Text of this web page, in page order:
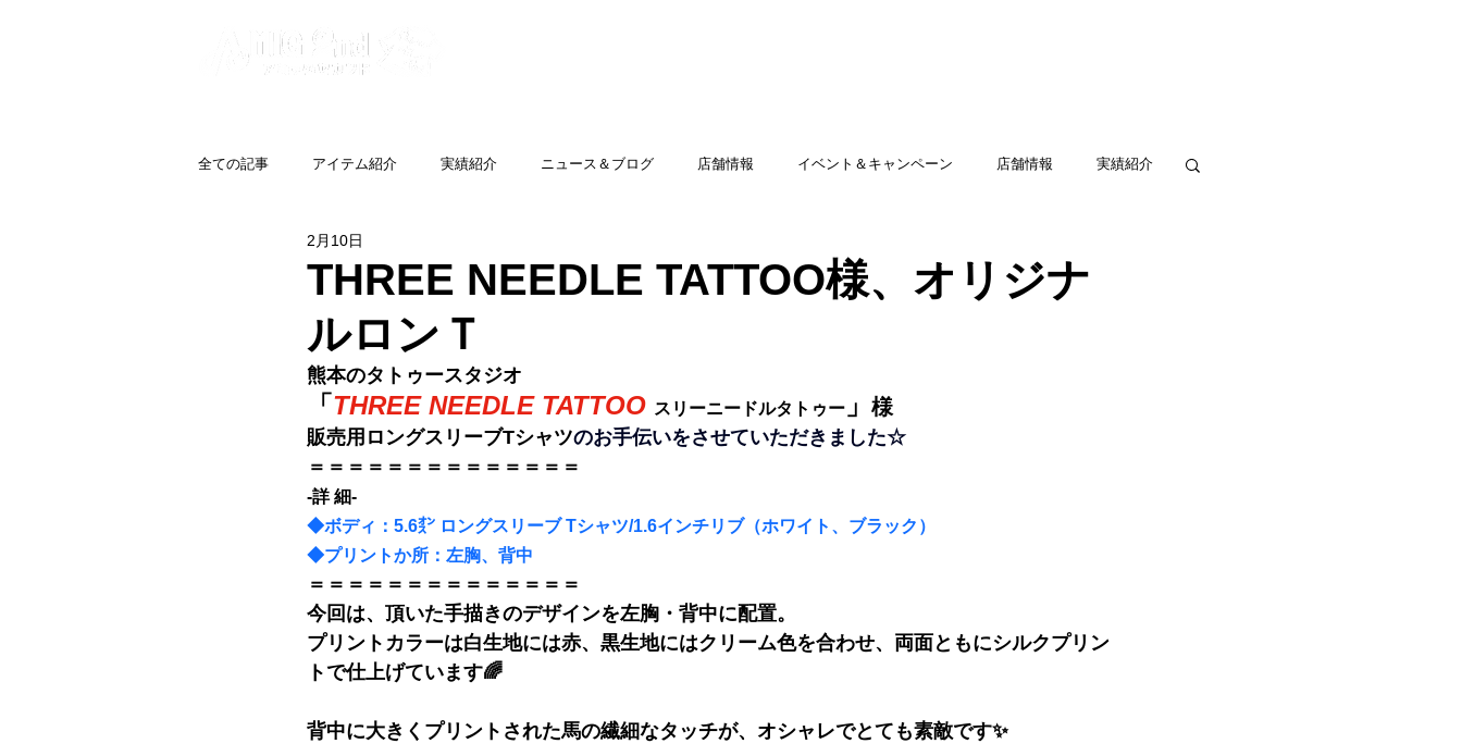
全ての記事 アイテム紹介 実績紹介 ニュース＆ブログ 店舗情報 イベント＆キャンペーン 店舗情報 実績紹介
THREE NEEDLE TATTOO様、オリジナ
ルロンＴ
2月10日
熊本のタトゥースタジオ
「 THREE NEEDLE TATTOO スリーニードルタトゥー 」 様
販売用ロングスリーブTシャツのお手伝いをさせていただきました☆
＝＝＝＝＝＝＝＝＝＝＝＝＝＝
-詳 細-
◆ボディ： 5.6㌉ ロングスリーブ Tシャツ/1.6インチリブ（ホワイト、ブラック）
◆プリントか所：左胸、背中
＝＝＝＝＝＝＝＝＝＝＝＝＝＝
今回は、頂いた手描きのデザインを左胸・背中に配置。
プリントカラーは白生地には赤、黒生地にはクリーム色を合わせ、両面ともにシルクプリン
トで仕上げています🌈
背中に大きくプリントされた馬の繊細なタッチが、オシャレでとても素敵です✨